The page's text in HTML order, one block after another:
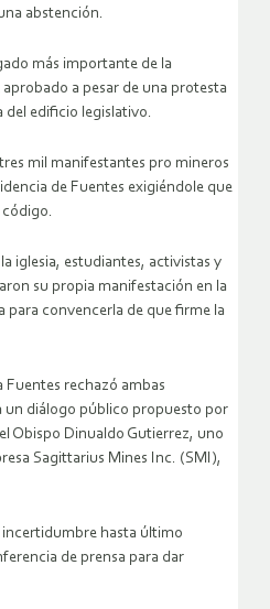
abstención.
más importante de la
a pesar de una protesta
del edificio legislativo.
mil manifestantes pro mineros
de Fuentes exigiéndole que
iglesia, estudiantes, activistas y
su propia manifestación en la
para convencerla de que firme la
Fuentes rechazó ambas
un diálogo público propuesto por
Obispo Dinualdo Gutierrez, uno
Sagittarius Mines Inc. (SMI),
hasta último
de prensa para dar